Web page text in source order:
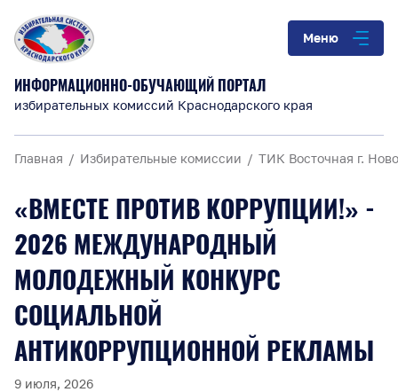
Меню
ИНФОРМАЦИОННО-ОБУЧАЮЩИЙ ПОРТАЛ
избирательных комиссий Краснодарского края
Главная Избирательные комиссии ТИК Восточная г.
«ВМЕСТЕ ПРОТИВ КОРРУПЦИИ!» -
2026 МЕЖДУНАРОДНЫЙ
МОЛОДЕЖНЫЙ КОНКУРС
СОЦИАЛЬНОЙ
АНТИКОРРУПЦИОННОЙ РЕКЛАМЫ
9 июля, 2026